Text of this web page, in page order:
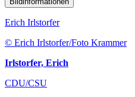
Erich Irlstorfer
© Erich Irlstorfer/Foto Krammer
Irlstorfer, Erich
CDU/CSU